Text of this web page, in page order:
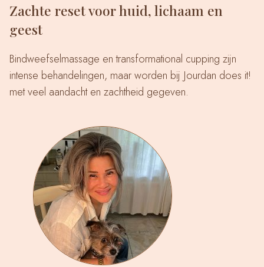
Zachte reset voor huid, lichaam en
geest
Bindweefselmassage en transformational cupping zijn
intense behandelingen, maar worden bij Jourdan does it!
met veel aandacht en zachtheid gegeven.